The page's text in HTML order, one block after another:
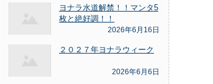
ヨナラ水道解禁！！マンタ5
枚と絶好調！！
2026年6月16日
２０２７年ヨナラウィーク
2026年6月6日